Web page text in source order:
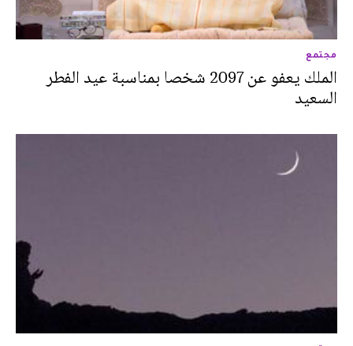
مجتمع
الملك يعفو عن 2097 شخصا بمناسبة عيد الفطر
السعيد